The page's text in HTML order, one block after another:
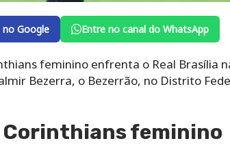
no Google Entre no canal do WhatsApp
feminino enfrenta o Real Brasília
Bezerra, o Bezerrão, no Distrito
Corinthians feminino